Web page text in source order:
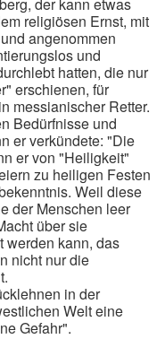
religiösen Ernst, mit
angenommen
und
hatten, die nur
erschienen, für
messianischer Retter.
Bedürfnisse und
er verkündete: "Die
er von "Heiligkeit"
zu heiligen Festen
Weil diese
der Menschen leer
über sie
werden kann, das
nicht nur die
in der
Welt eine
Gefahr".